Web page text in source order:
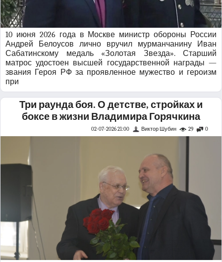
10 июня 2026 года в Москве министр обороны России
Андрей Белоусов лично вручил мурманчанину Иван
Сабатинскому медаль «Золотая Звезда». Старший
матрос удостоен высшей государственной награды —
звания Героя РФ за проявленное мужество и героизм
при
Три раунда боя. О детстве, стройках и
боксе в жизни Владимира Горячкина
0
29
Виктор Шубин
02-07-2026 21:00